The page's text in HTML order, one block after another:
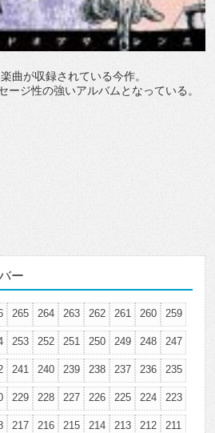
曲が収録されている今作。
ージ性の強いアルバムとなっている。
ー
265 264 263 262 261 260 259
253 252 251 250 249 248 247
241 240 239 238 237 236 235
229 228 227 226 225 224 223
217 216 215 214 213 212 211